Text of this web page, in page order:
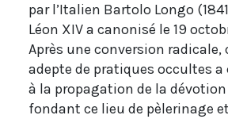
par l’Italien Bartolo Longo
Léon XIV a canonisé le 19
Après une conversion radicale,
adepte de pratiques occultes a
à la propagation de la
fondant ce lieu de pèlerinage